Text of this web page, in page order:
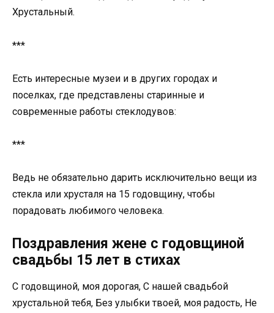
Хрустальный.
***
Есть интересные музеи и в других городах и
поселках, где представлены старинные и
современные работы стеклодувов:
***
Ведь не обязательно дарить исключительно вещи из
стекла или хрусталя на 15 годовщину, чтобы
порадовать любимого человека.
Поздравления жене с годовщиной
свадьбы 15 лет в стихах
С годовщиной, моя дорогая, С нашей свадьбой
хрустальной тебя, Без улыбки твоей, моя радость, Не